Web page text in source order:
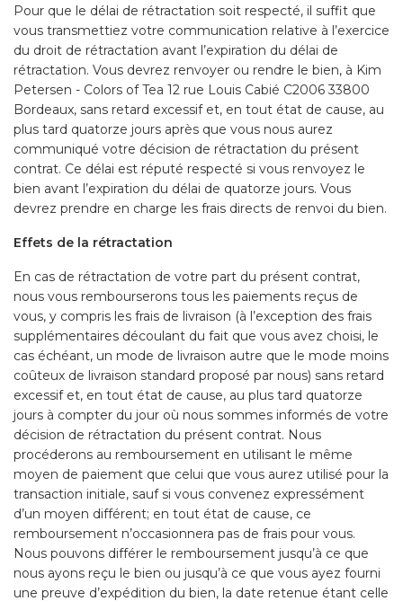
Pour que le délai de rétractation soit respecté, il suffit que
vous transmettiez votre communication relative à l’exercice
du droit de rétractation avant l’expiration du délai de
rétractation. Vous devrez renvoyer ou rendre le bien, à Kim
Petersen - Colors of Tea 12 rue Louis Cabié C2006 33800
Bordeaux, sans retard excessif et, en tout état de cause, au
plus tard quatorze jours après que vous nous aurez
communiqué votre décision de rétractation du présent
contrat. Ce délai est réputé respecté si vous renvoyez le
bien avant l’expiration du délai de quatorze jours. Vous
devrez prendre en charge les frais directs de renvoi du bien.
Effets de la rétractation
En cas de rétractation de votre part du présent contrat,
nous vous rembourserons tous les paiements reçus de
vous, y compris les frais de livraison (à l’exception des frais
supplémentaires découlant du fait que vous avez choisi, le
cas échéant, un mode de livraison autre que le mode moins
coûteux de livraison standard proposé par nous) sans retard
excessif et, en tout état de cause, au plus tard quatorze
jours à compter du jour où nous sommes informés de votre
décision de rétractation du présent contrat. Nous
procéderons au remboursement en utilisant le même
moyen de paiement que celui que vous aurez utilisé pour la
transaction initiale, sauf si vous convenez expressément
d’un moyen différent; en tout état de cause, ce
remboursement n’occasionnera pas de frais pour vous.
Nous pouvons différer le remboursement jusqu’à ce que
nous ayons reçu le bien ou jusqu’à ce que vous ayez fourni
une preuve d’expédition du bien, la date retenue étant celle